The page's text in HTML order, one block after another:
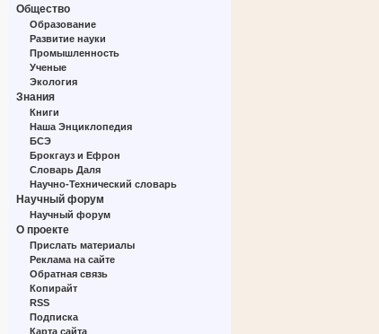
Общество
Образование
Развитие науки
Промышленность
Ученые
Экология
Знания
Книги
Наша Энциклопедия
БСЭ
Брокгауз и Ефрон
Словарь Даля
Научно-Технический словарь
Научный форум
Научный форум
О проекте
Прислать материалы
Реклама на сайте
Обратная связь
Копирайт
RSS
Подписка
Карта сайта